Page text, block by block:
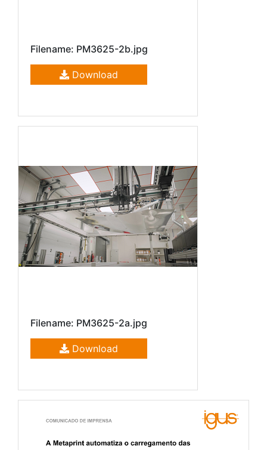
Filename: PM3625-2b.jpg
Download
Filename: PM3625-2a.jpg
Download